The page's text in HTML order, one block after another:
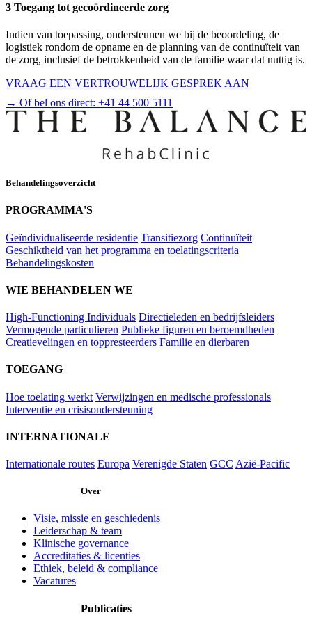
3 Toegang tot gecoördineerde zorg
Indien van toepassing, ondersteunen we bij de beoordeling, de
logistiek rondom de opname en de planning van de continuïteit van
de zorg, inclusief de betrokkenheid van de familie waar dat nuttig is.
VRAAG EEN VERTROUWELIJK GESPREK AAN
→ Of bel ons direct: +41 44 500 5111
Behandelingsoverzicht
PROGRAMMA'S
Geïndividualiseerde residentie Transitiezorg Continuïteit
Geschiktheid van het programma en toelatingscriteria
Behandelingskosten
WIE BEHANDELEN WE
High-Functioning Individuals Directieleden en bedrijfsleiders
Vermogende particulieren Publieke figuren en beroemdheden
Creatievelingen en toppresteerders Familie en dierbaren
TOEGANG
Hoe toelating werkt Verwijzingen en medische professionals
Interventie en crisisondersteuning
INTERNATIONALE
Internationale routes Europa Verenigde Staten GCC Azië-Pacific
Over
Visie, missie en geschiedenis
Leiderschap & team
Klinische governance
Accreditaties & licenties
Ethiek, beleid & compliance
Vacatures
Publicaties